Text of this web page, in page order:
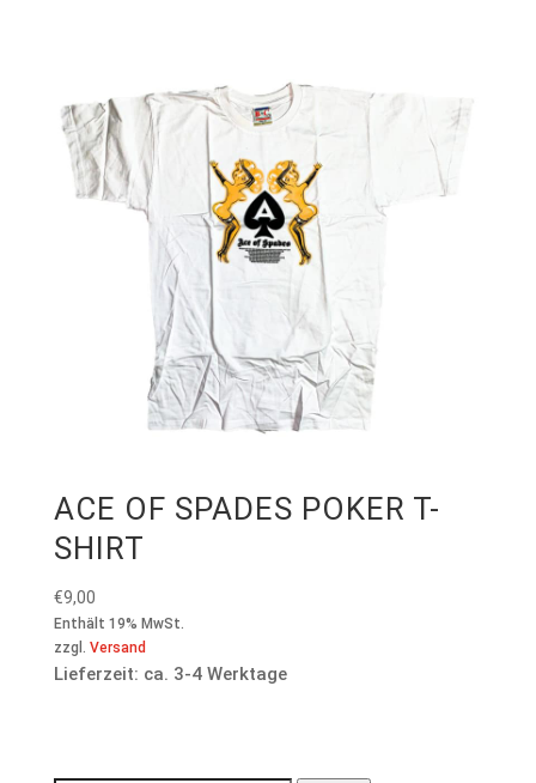
ACE OF SPADES POKER T-
SHIRT
€9,00
Enthält 19% MwSt.
zzgl. Versand
Lieferzeit: ca. 3-4 Werktage